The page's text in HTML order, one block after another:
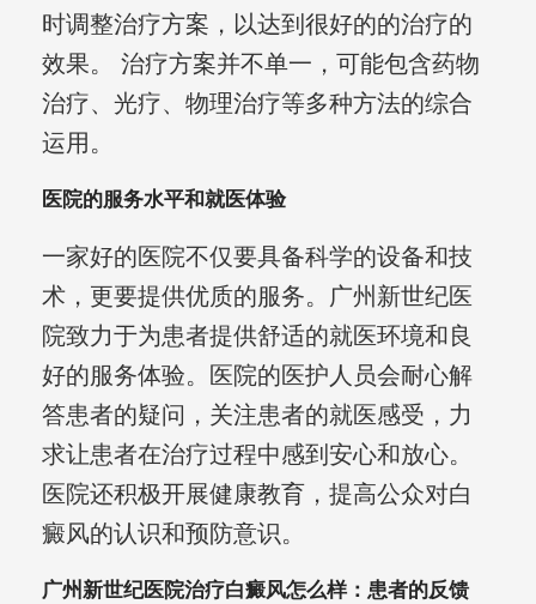
时调整治疗方案，以达到很好的的治疗的
效果。 治疗方案并不单一，可能包含药物
治疗、光疗、物理治疗等多种方法的综合
运用。
医院的服务水平和就医体验
一家好的医院不仅要具备科学的设备和技
术，更要提供优质的服务。广州新世纪医
院致力于为患者提供舒适的就医环境和良
好的服务体验。医院的医护人员会耐心解
答患者的疑问，关注患者的就医感受，力
求让患者在治疗过程中感到安心和放心。
医院还积极开展健康教育，提高公众对白
癜风的认识和预防意识。
广州新世纪医院治疗白癜风怎么样：患者的反馈